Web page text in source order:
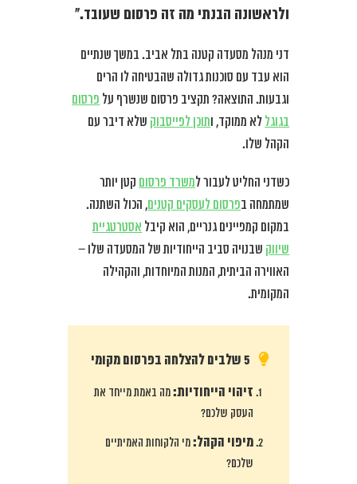
ולראשונה הבנתי מה זה פרסום שעובד.”
דני מנהל מסעדה קטנה בתל אביב. במשך שנתיים
הוא עבד עם סוכנות גדולה שהבטיחה לו הרים
וגבעות. התוצאה? תקציב פרסום שנשרף על פרסום
בגוגל לא ממוקד, ותוכן לפייסבוק שלא דיבר עם
הקהל שלו.
כשדני החליט לעבור למשרד פרסום קטן יותר
שמתמחה בפרסום לעסקים קטנים, הכול השתנה.
במקום קמפיינים גנריים, הוא קיבל אסטרטגיית
שיווק שבנויה סביב הייחודיות של המסעדה שלו –
האווירה הביתית, המנות המיוחדות, והקהילה
המקומית.
5 שלבים להצלחה בפרסום מקומי
זיהוי הייחודיות:מה באמת מייחד את
העסק שלכם?
מיפוי הקהל:מי הלקוחות האמיתיים
שלכם?